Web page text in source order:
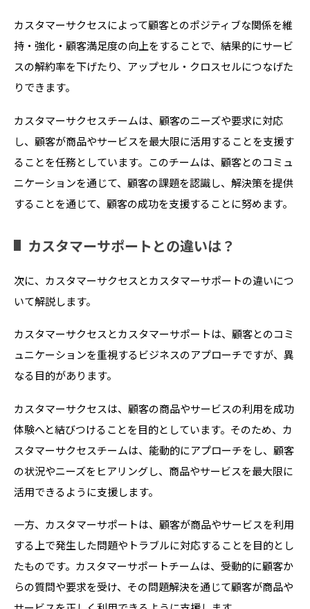
カスタマーサクセスによって顧客とのポジティブな関係を維
持・強化・顧客満足度の向上をすることで、結果的にサービ
スの解約率を下げたり、アップセル・クロスセルにつなげた
りできます。
カスタマーサクセスチームは、顧客のニーズや要求に対応
し、顧客が商品やサービスを最大限に活用することを支援す
ることを任務としています。このチームは、顧客とのコミュ
ニケーションを通じて、顧客の課題を認識し、解決策を提供
することを通じて、顧客の成功を支援することに努めます。
カスタマーサポートとの違いは？
次に、カスタマーサクセスとカスタマーサポートの違いにつ
いて解説します。
カスタマーサクセスとカスタマーサポートは、顧客とのコミ
ュニケーションを重視するビジネスのアプローチですが、異
なる目的があります。
カスタマーサクセスは、顧客の商品やサービスの利用を成功
体験へと結びつけることを目的としています。そのため、カ
スタマーサクセスチームは、能動的にアプローチをし、顧客
の状況やニーズをヒアリングし、商品やサービスを最大限に
活用できるように支援します。
一方、カスタマーサポートは、顧客が商品やサービスを利用
する上で発生した問題やトラブルに対応することを目的とし
たものです。カスタマーサポートチームは、受動的に顧客か
らの質問や要求を受け、その問題解決を通じて顧客が商品や